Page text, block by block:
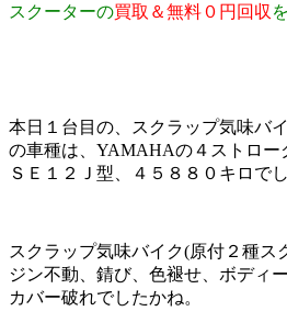
スクーターの買取＆無料０円回収
本日１台目の、スクラップ気味バ
の車種は、YAMAHAの４ストロー
ＳＥ１２Ｊ型、４５８８０キロで
スクラップ気味バイク(原付２種ス
ジン不動、錆び、色褪せ、ボディ
カバー破れでしたかね。